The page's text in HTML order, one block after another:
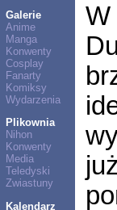
Galerie
Anime
Manga
Konwenty
Cosplay
Fanarty
Komiksy
Wydarzenia
Plikownia
Nihon
Konwenty
Media
Teledyski
Zwiastuny
Kalendarz